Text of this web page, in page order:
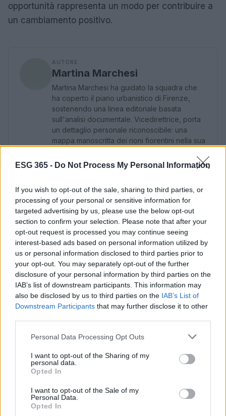
ESG 365 - Do Not Process My Personal Information
If you wish to opt-out of the sale, sharing to third parties, or
processing of your personal or sensitive information for
targeted advertising by us, please use the below opt-out
section to confirm your selection. Please note that after your
opt-out request is processed you may continue seeing
interest-based ads based on personal information utilized by
us or personal information disclosed to third parties prior to
your opt-out. You may separately opt-out of the further
disclosure of your personal information by third parties on the
IAB’s list of downstream participants. This information may
also be disclosed by us to third parties on the IAB’s List of
Downstream Participants that may further disclose it to other
Please note that this website/app uses one or more Google
not limited to your visit or usage behaviour. You may click to
grant or deny consent to Google and its third-party tags to
use your data for below specified purposes in below Google
consent section.
Personal Data Processing Opt Outs
I want to opt-out of the Sharing of my
personal data.
Opted In
I want to opt-out of the Sale of my
Personal Data.
Opted In
opportunità rappresenta un modo per contribuire a
un cambiamento positivo.
AUTORE
Martina Marchesi
Martina Marchesi ha guidato la squadra che
ha coperto il piano urbanistico di Firenze,
sostenendo una linea editoriale basata
sull'analisi documentale. Vicedirettrice, porta
un dettaglio personale riconoscibile: una
mappa manoscritta dei rioni fiorentini nella sua
Continua a leggere